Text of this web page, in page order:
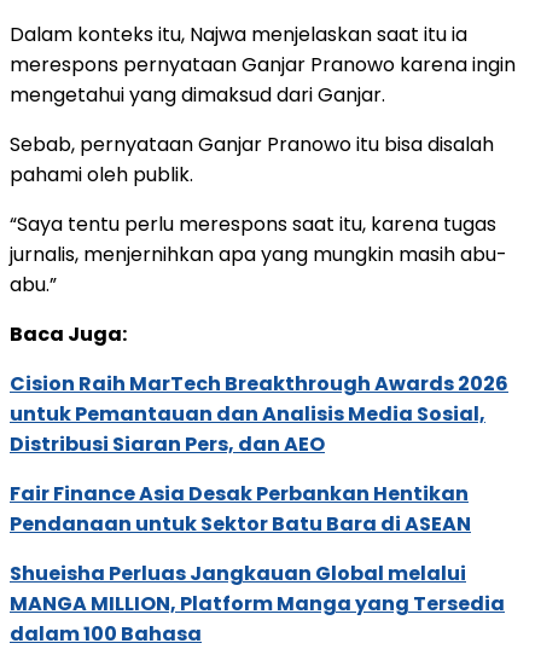
Dalam konteks itu, Najwa menjelaskan saat itu ia
merespons pernyataan Ganjar Pranowo karena ingin
mengetahui yang dimaksud dari Ganjar.
Sebab, pernyataan Ganjar Pranowo itu bisa disalah
pahami oleh publik.
“Saya tentu perlu merespons saat itu, karena tugas
jurnalis, menjernihkan apa yang mungkin masih abu-
abu.”
Baca Juga:
Cision Raih MarTech Breakthrough Awards 2026
untuk Pemantauan dan Analisis Media Sosial,
Distribusi Siaran Pers, dan AEO
Fair Finance Asia Desak Perbankan Hentikan
Pendanaan untuk Sektor Batu Bara di ASEAN
Shueisha Perluas Jangkauan Global melalui
MANGA MILLION, Platform Manga yang Tersedia
dalam 100 Bahasa